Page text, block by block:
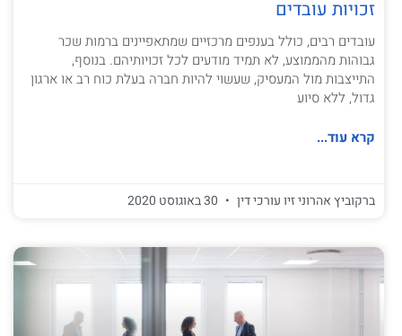
זכויות עובדים
עובדים רבים, כולל בענפים מרכזיים שמתאפיינים ברמות שכר
גבוהות מהממוצע, לא תמיד מודעים לכל זכויותיהם. בנוסף,
התייצבות מול המעסיק, שעשוי להיות חברה בעלת כוח רב או ארגון
גדול, ללא סיוע
קרא עוד...
ברקוביץ אהרוני זיו עורכי דין